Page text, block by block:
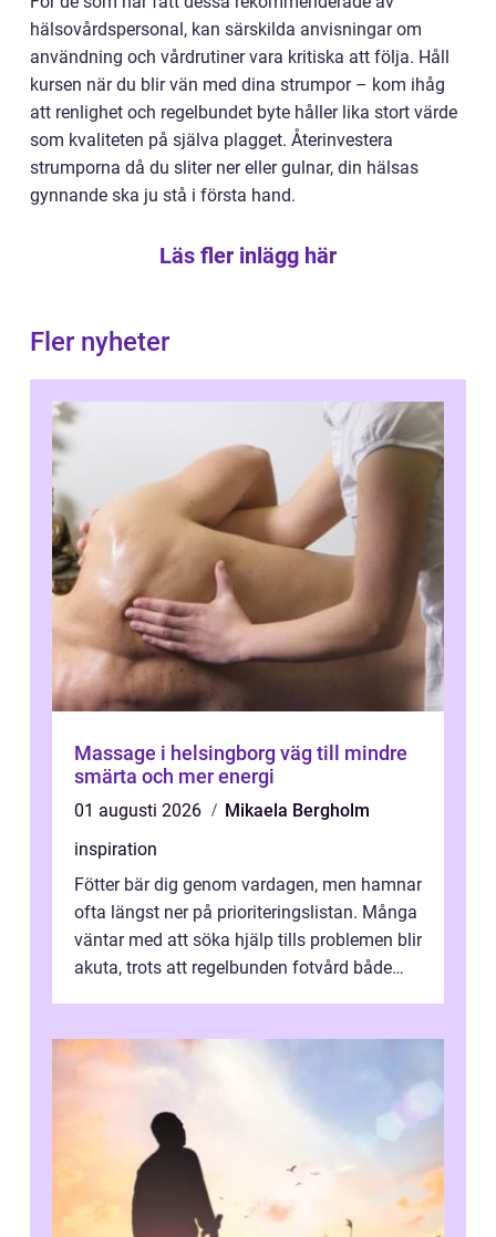
hälsovårdspersonal, kan särskilda anvisningar om
användning och vårdrutiner vara kritiska att följa. Håll
kursen när du blir vän med dina strumpor – kom ihåg
att renlighet och regelbundet byte håller lika stort värde
som kvaliteten på själva plagget. Återinvestera
strumporna då du sliter ner eller gulnar, din hälsas
gynnande ska ju stå i första hand.
Läs fler inlägg här
Fler nyheter
Massage i helsingborg väg till mindre
smärta och mer energi
01 augusti 2026
Mikaela Bergholm
inspiration
Fötter bär dig genom vardagen, men hamnar
ofta längst ner på prioriteringslistan. Många
väntar med att söka hjälp tills problemen blir
akuta, trots att regelbunden fotvård både